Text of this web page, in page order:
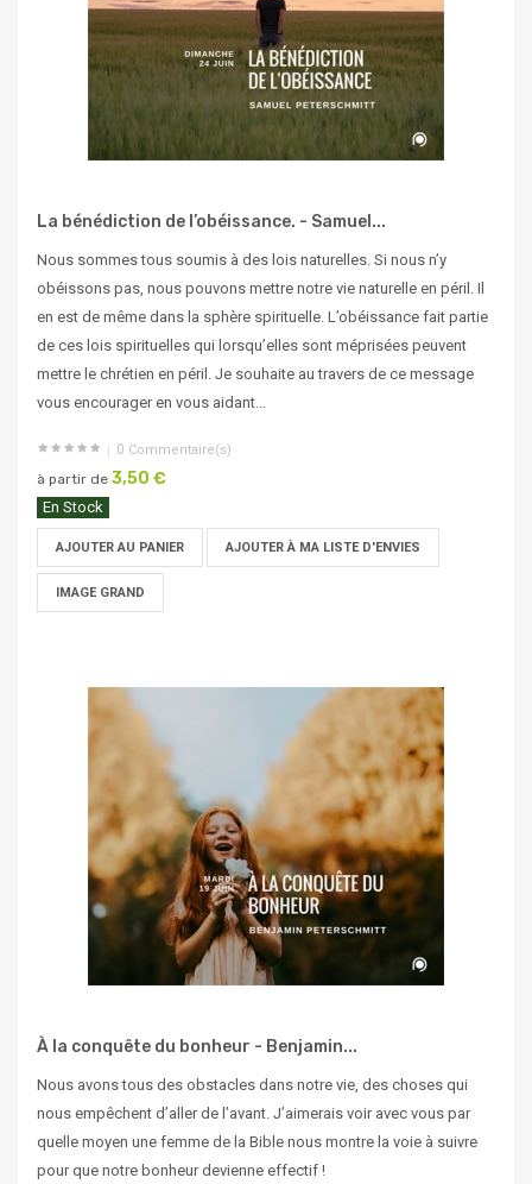
La bénédiction de l’obéissance. - Samuel...
Nous sommes tous soumis à des lois naturelles. Si nous n’y
obéissons pas, nous pouvons mettre notre vie naturelle en péril. Il
en est de même dans la sphère spirituelle. L’obéissance fait partie
de ces lois spirituelles qui lorsqu’elles sont méprisées peuvent
mettre le chrétien en péril. Je souhaite au travers de ce message
vous encourager en vous aidant...
0 Commentaire(s)
à partir de 3,50 €
En Stock
AJOUTER AU PANIER AJOUTER À MA LISTE D'ENVIES
IMAGE GRAND
À la conquête du bonheur - Benjamin...
Nous avons tous des obstacles dans notre vie, des choses qui
nous empêchent d’aller de l’avant. J’aimerais voir avec vous par
quelle moyen une femme de la Bible nous montre la voie à suivre
pour que notre bonheur devienne effectif !